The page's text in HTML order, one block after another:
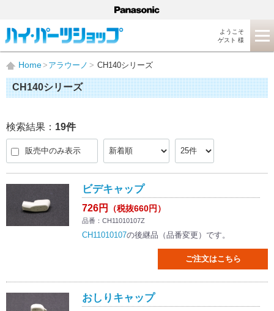
ようこそ
ゲスト 様
Home アラウーノ CH140シリーズ
CH140シリーズ
検索結果： 19件
販売中のみ表示
ビデキャップ
726円 （税抜660円）
品番：CH11010107Z
CH11010107の後継品（品番変更）です。
ご注文はこちら
おしりキャップ